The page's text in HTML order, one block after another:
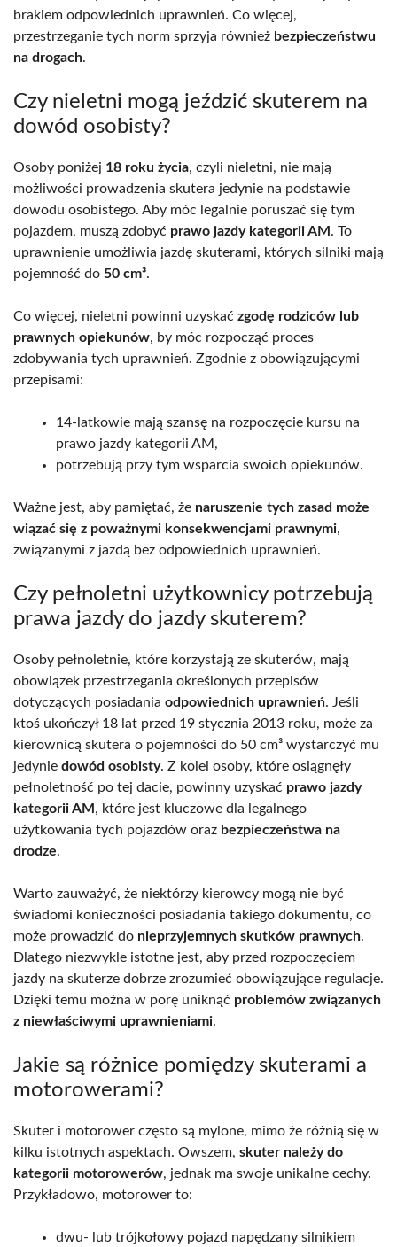
brakiem odpowiednich uprawnień. Co więcej,
przestrzeganie tych norm sprzyja również bezpieczeństwu
na drogach.
Czy nieletni mogą jeździć skuterem na
dowód osobisty?
Osoby poniżej 18 roku życia, czyli nieletni, nie mają
możliwości prowadzenia skutera jedynie na podstawie
dowodu osobistego. Aby móc legalnie poruszać się tym
pojazdem, muszą zdobyć prawo jazdy kategorii AM . To
uprawnienie umożliwia jazdę skuterami, których silniki mają
pojemność do 50 cm³.
Co więcej, nieletni powinni uzyskać zgodę rodziców lub
prawnych opiekunów, by móc rozpocząć proces
zdobywania tych uprawnień. Zgodnie z obowiązującymi
przepisami:
14-latkowie mają szansę na rozpoczęcie kursu na
prawo jazdy kategorii AM,
potrzebują przy tym wsparcia swoich opiekunów.
Ważne jest, aby pamiętać, że naruszenie tych zasad może
wiązać się z poważnymi konsekwencjami prawnymi,
związanymi z jazdą bez odpowiednich uprawnień.
Czy pełnoletni użytkownicy potrzebują
prawa jazdy do jazdy skuterem?
Osoby pełnoletnie, które korzystają ze skuterów, mają
obowiązek przestrzegania określonych przepisów
dotyczących posiadania odpowiednich uprawnień. Jeśli
ktoś ukończył 18 lat przed 19 stycznia 2013 roku, może za
kierownicą skutera o pojemności do 50 cm³ wystarczyć mu
jedynie dowód osobisty. Z kolei osoby, które osiągnęły
pełnoletność po tej dacie, powinny uzyskać prawo jazdy
kategorii AM , które jest kluczowe dla legalnego
użytkowania tych pojazdów oraz bezpieczeństwa na
drodze.
Warto zauważyć, że niektórzy kierowcy mogą nie być
świadomi konieczności posiadania takiego dokumentu, co
może prowadzić do nieprzyjemnych skutków prawnych.
Dlatego niezwykle istotne jest, aby przed rozpoczęciem
jazdy na skuterze dobrze zrozumieć obowiązujące regulacje.
Dzięki temu można w porę uniknąć problemów związanych
z niewłaściwymi uprawnieniami.
Jakie są różnice pomiędzy skuterami a
motorowerami?
Skuter i motorower często są mylone, mimo że różnią się w
kilku istotnych aspektach. Owszem, skuter należy do
kategorii motorowerów, jednak ma swoje unikalne cechy.
Przykładowo, motorower to:
dwu- lub trójkołowy pojazd napędzany silnikiem